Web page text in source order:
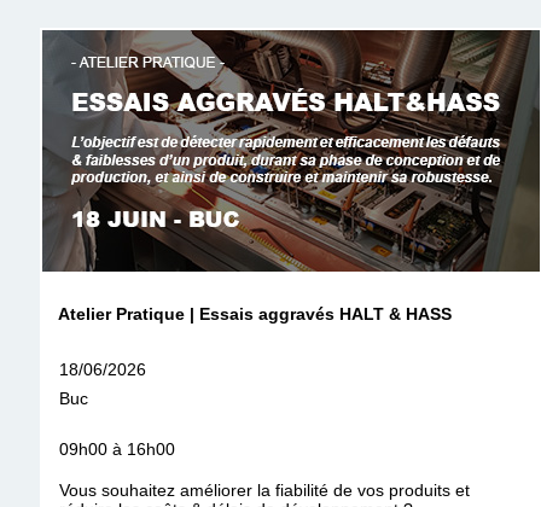
18/06/2026
Buc
09h00 à 16h00
Vous souhaitez améliorer la fiabilité de vos produits et
Atelier Pratique | Essais aggravés HALT & HASS